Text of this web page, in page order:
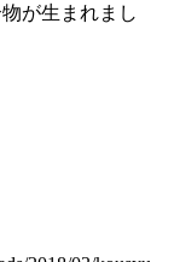
が生まれまし